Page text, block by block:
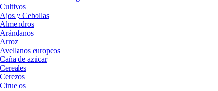
Cultivos
Ajos y Cebollas
Almendros
Arándanos
Arroz
Avellanos europeos
Caña de azúcar
Cereales
Cerezos
Ciruelos